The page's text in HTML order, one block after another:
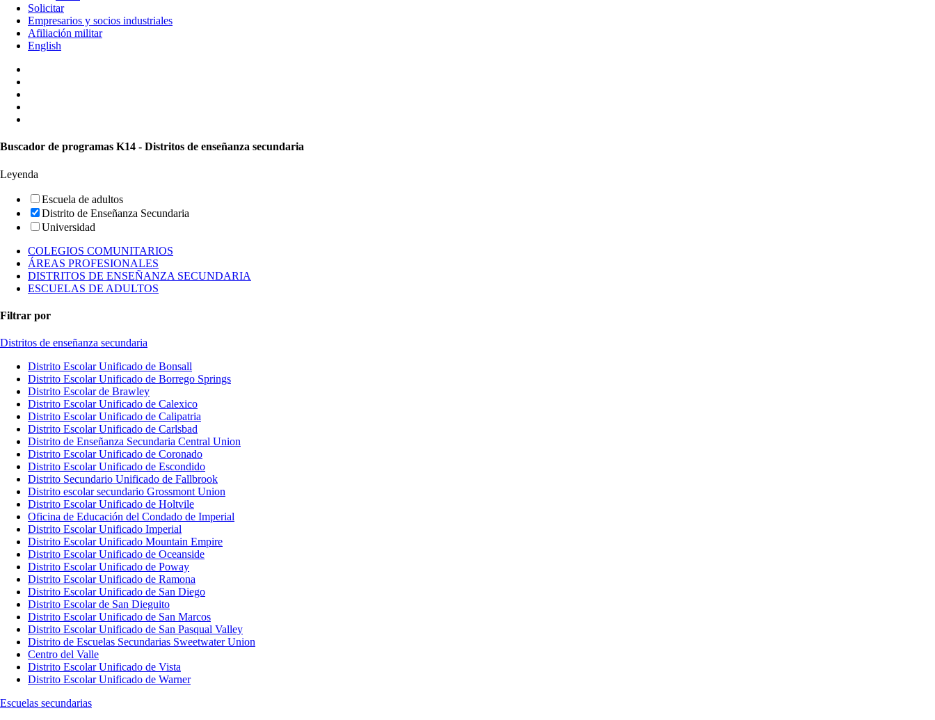
Solicitar
Empresarios y socios industriales
Afiliación militar
English
Buscador de programas K14 - Distritos de enseñanza secundaria
Leyenda
Escuela de adultos
Distrito de Enseñanza Secundaria
Universidad
COLEGIOS COMUNITARIOS
ÁREAS PROFESIONALES
DISTRITOS DE ENSEÑANZA SECUNDARIA
ESCUELAS DE ADULTOS
Filtrar por
Distritos de enseñanza secundaria
Distrito Escolar Unificado de Bonsall
Distrito Escolar Unificado de Borrego Springs
Distrito Escolar de Brawley
Distrito Escolar Unificado de Calexico
Distrito Escolar Unificado de Calipatria
Distrito Escolar Unificado de Carlsbad
Distrito de Enseñanza Secundaria Central Union
Distrito Escolar Unificado de Coronado
Distrito Escolar Unificado de Escondido
Distrito Secundario Unificado de Fallbrook
Distrito escolar secundario Grossmont Union
Distrito Escolar Unificado de Holtvile
Oficina de Educación del Condado de Imperial
Distrito Escolar Unificado Imperial
Distrito Escolar Unificado Mountain Empire
Distrito Escolar Unificado de Oceanside
Distrito Escolar Unificado de Poway
Distrito Escolar Unificado de Ramona
Distrito Escolar Unificado de San Diego
Distrito Escolar de San Dieguito
Distrito Escolar Unificado de San Marcos
Distrito Escolar Unificado de San Pasqual Valley
Distrito de Escuelas Secundarias Sweetwater Union
Centro del Valle
Distrito Escolar Unificado de Vista
Distrito Escolar Unificado de Warner
Escuelas secundarias